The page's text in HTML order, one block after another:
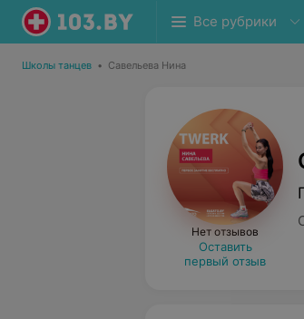
Все рубрики
Школы танцев • Савельева Нина
Нет отзывов
Оставить
первый отзыв